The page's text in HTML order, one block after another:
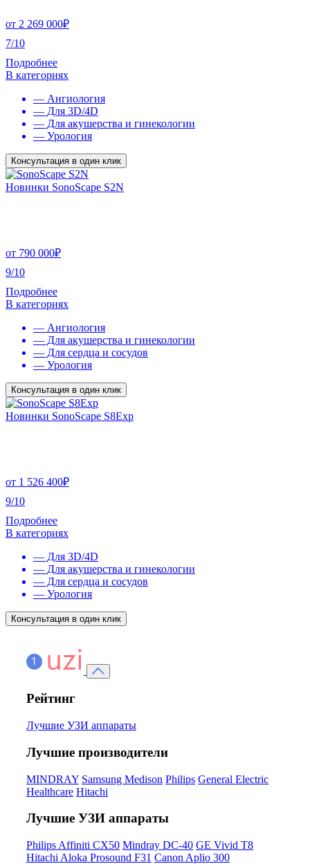
от 2 269 000₽
7/10
Подробнее
В категориях
— Ангиология
— Для 3D/4D
— Для акушерства и гинекологии
— Урология
Консультация в один клик
Новинки SonoScape S2N
от 790 000₽
9/10
Подробнее
В категориях
— Ангиология
— Для акушерства и гинекологии
— Для сердца и сосудов
— Урология
Консультация в один клик
Новинки SonoScape S8Exp
от 1 526 400₽
9/10
Подробнее
В категориях
— Для 3D/4D
— Для акушерства и гинекологии
— Для сердца и сосудов
— Урология
Консультация в один клик
Рейтинг
Лучшие УЗИ аппараты
Лучшие производители
MINDRAY Samsung Medison Philips General Electric
Healthcare Hitachi
Лучшие УЗИ аппараты
Philips Affiniti CX50 Mindray DC-40 GE Vivid T8
Hitachi Aloka Prosound F31 Canon Aplio 300